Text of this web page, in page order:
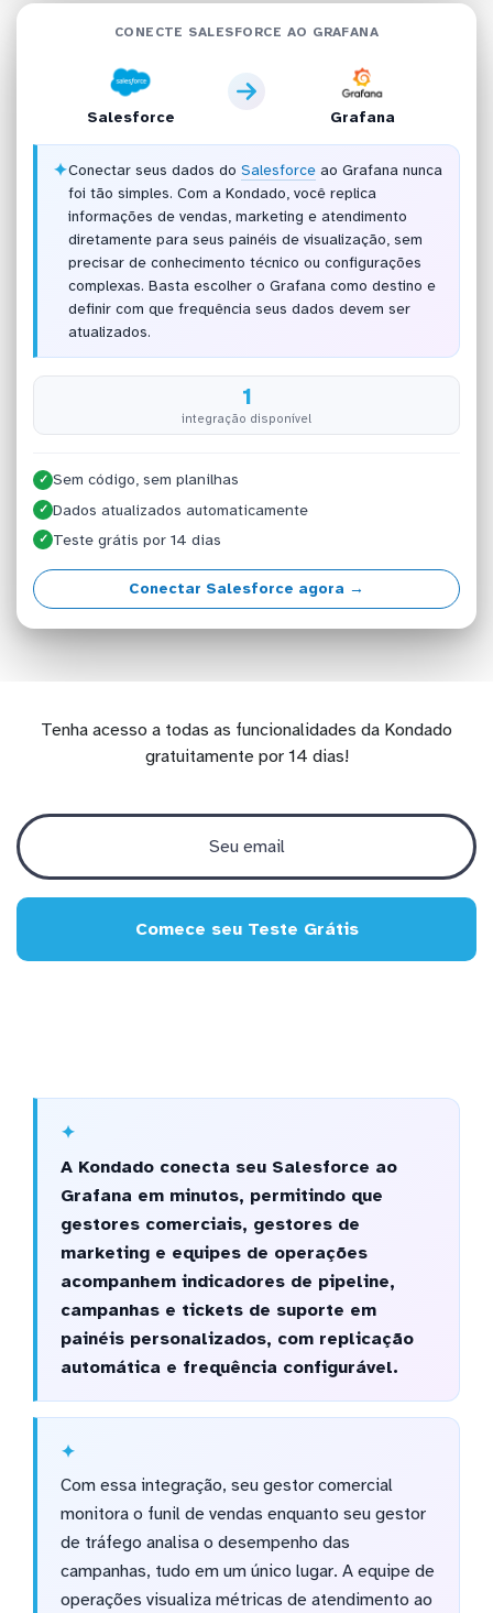
CONECTE SALESFORCE AO GRAFANA
Salesforce Grafana
✦Conectar seus dados do Salesforceao Grafana nunca
foi tão simples. Com a Kondado, você replica
informações de vendas, marketing e atendimento
diretamente para seus painéis de visualização, sem
precisar de conhecimento técnico ou configurações
complexas. Basta escolher o Grafana como destino e
definir com que frequência seus dados devem ser
atualizados.
1
integração disponível
✓ Sem código, sem planilhas
✓ Dados atualizados automaticamente
✓ Teste grátis por 14 dias
Conectar Salesforce agora →
Tenha acesso a todas as funcionalidades da Kondado
gratuitamente por 14 dias!
Comece seu Teste Grátis
A Kondado conecta seu Salesforce ao
Grafana em minutos, permitindo que
gestores comerciais, gestores de
marketing e equipes de operações
acompanhem indicadores de pipeline,
campanhas e tickets de suporte em
painéis personalizados, com replicação
automática e frequência configurável.
Com essa integração, seu gestor comercial
monitora o funil de vendas enquanto seu gestor
de tráfego analisa o desempenho das
campanhas, tudo em um único lugar. A equipe de
operações visualiza métricas de atendimento ao